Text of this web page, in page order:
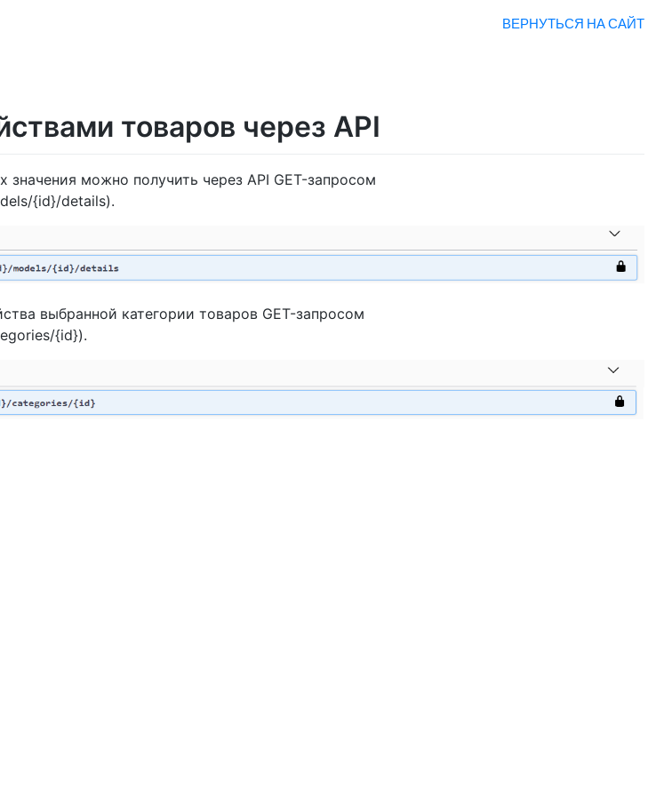
ВЕРНУТЬСЯ НА САЙТ
товаров через API
значения можно получить через API GET-запросом
{id}/details).
выбранной категории товаров GET-запросом
{id}).